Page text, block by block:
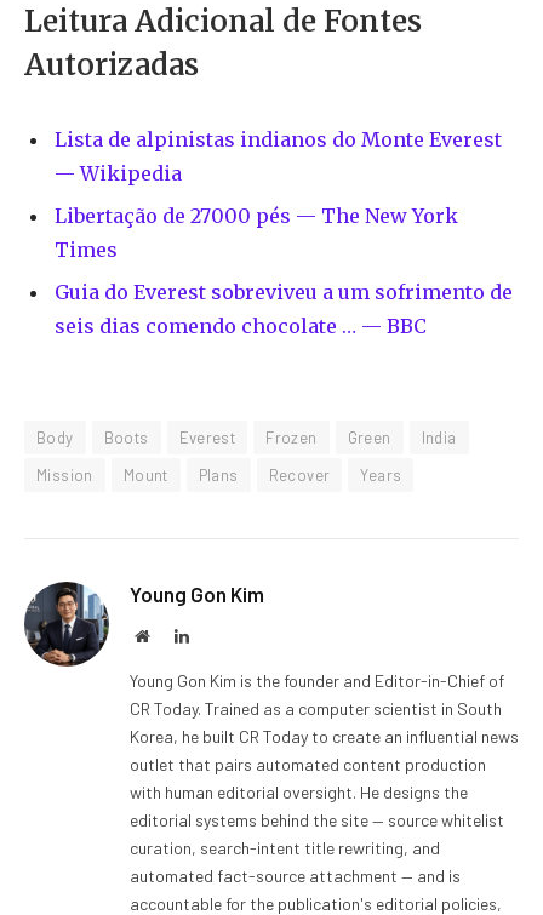
Leitura Adicional de Fontes
Autorizadas
Lista de alpinistas indianos do Monte Everest
— Wikipedia
Libertação de 27000 pés — The New York
Times
Guia do Everest sobreviveu a um sofrimento de
seis dias comendo chocolate … — BBC
Body Boots Everest Frozen Green
India
Mission
Mount Plans Recover Years
Young Gon Kim
WebsiteLinkedIn
Young Gon Kim is the founder and Editor-in-Chief of
CR Today. Trained as a computer scientist in South
Korea, he built CR Today to create an influential news
outlet that pairs automated content production
with human editorial oversight. He designs the
editorial systems behind the site — source whitelist
curation, search-intent title rewriting, and
automated fact-source attachment — and is
accountable for the publication's editorial policies,